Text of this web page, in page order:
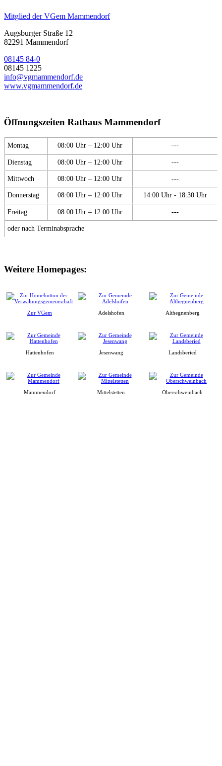
Mitglied der VGem Mammendorf
Augsburger Straße 12
82291 Mammendorf
08145 84-0
08145 1225
info@vgmammendorf.de
www.vgmammendorf.de
Öffnungszeiten Rathaus Mammendorf
Montag 08:00 Uhr – 12:00 Uhr ---
Dienstag 08:00 Uhr – 12:00 Uhr ---
Mittwoch 08:00 Uhr – 12:00 Uhr ---
Donnerstag 08:00 Uhr – 12:00 Uhr 14:00 Uhr - 18:30 Uhr
Freitag 08:00 Uhr – 12:00 Uhr ---
oder nach Terminabsprache
Weitere Homepages:
Zur VGem Adelshofen Althegnenberg
Hattenhofen Jesenwang Landsberied
Mammendorf Mittelstetten Oberschweinbach